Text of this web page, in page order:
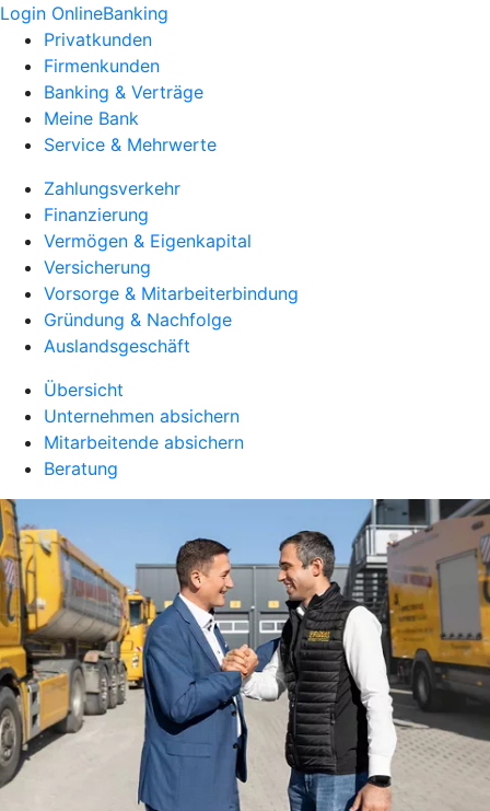
Login OnlineBanking
Privatkunden
Firmenkunden
Banking & Verträge
Meine Bank
Service & Mehrwerte
Zahlungsverkehr
Finanzierung
Vermögen & Eigenkapital
Versicherung
Vorsorge & Mitarbeiterbindung
Gründung & Nachfolge
Auslandsgeschäft
Übersicht
Unternehmen absichern
Mitarbeitende absichern
Beratung